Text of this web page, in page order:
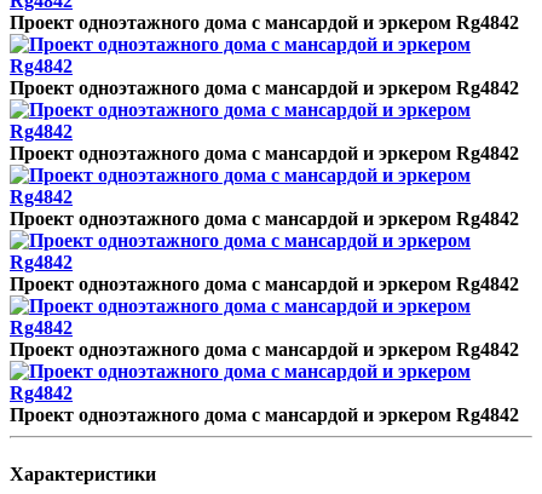
Проект одноэтажного дома с мансардой и эркером Rg4842
Проект одноэтажного дома с мансардой и эркером Rg4842
Проект одноэтажного дома с мансардой и эркером Rg4842
Проект одноэтажного дома с мансардой и эркером Rg4842
Проект одноэтажного дома с мансардой и эркером Rg4842
Проект одноэтажного дома с мансардой и эркером Rg4842
Проект одноэтажного дома с мансардой и эркером Rg4842
Характеристики